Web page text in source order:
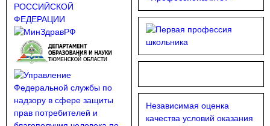
Независимая оценка
качества условий оказания